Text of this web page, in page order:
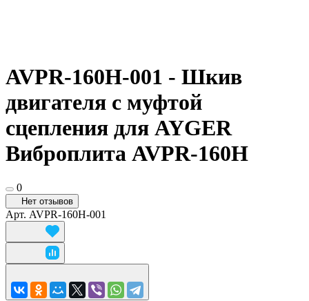
AVPR-160H-001 - Шкив
двигателя c муфтой
сцепления для AYGER
Виброплита AVPR-160H
0
Нет отзывов
Арт. AVPR-160H-001